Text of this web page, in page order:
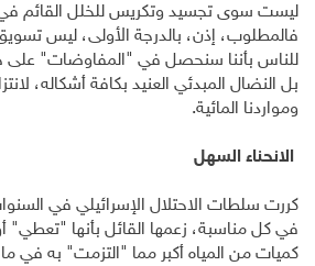
ليست سوى تجسيد وتكريس للخلل القائم
فالمطلوب، إذن، بالدرجة الأولى، ليس
للناس بأننا سنحصل في "المفاوضات" على
بل النضال المبدئي العنيد بكافة أشكاله،
ومواردنا المائية.
الانحناء السهل
كررت سلطات الاحتلال الإسرائيلي في
في كل مناسبة، زعمها القائل بأنها "تعطي"
كميات من المياه أكبر مما "التزمت" به في